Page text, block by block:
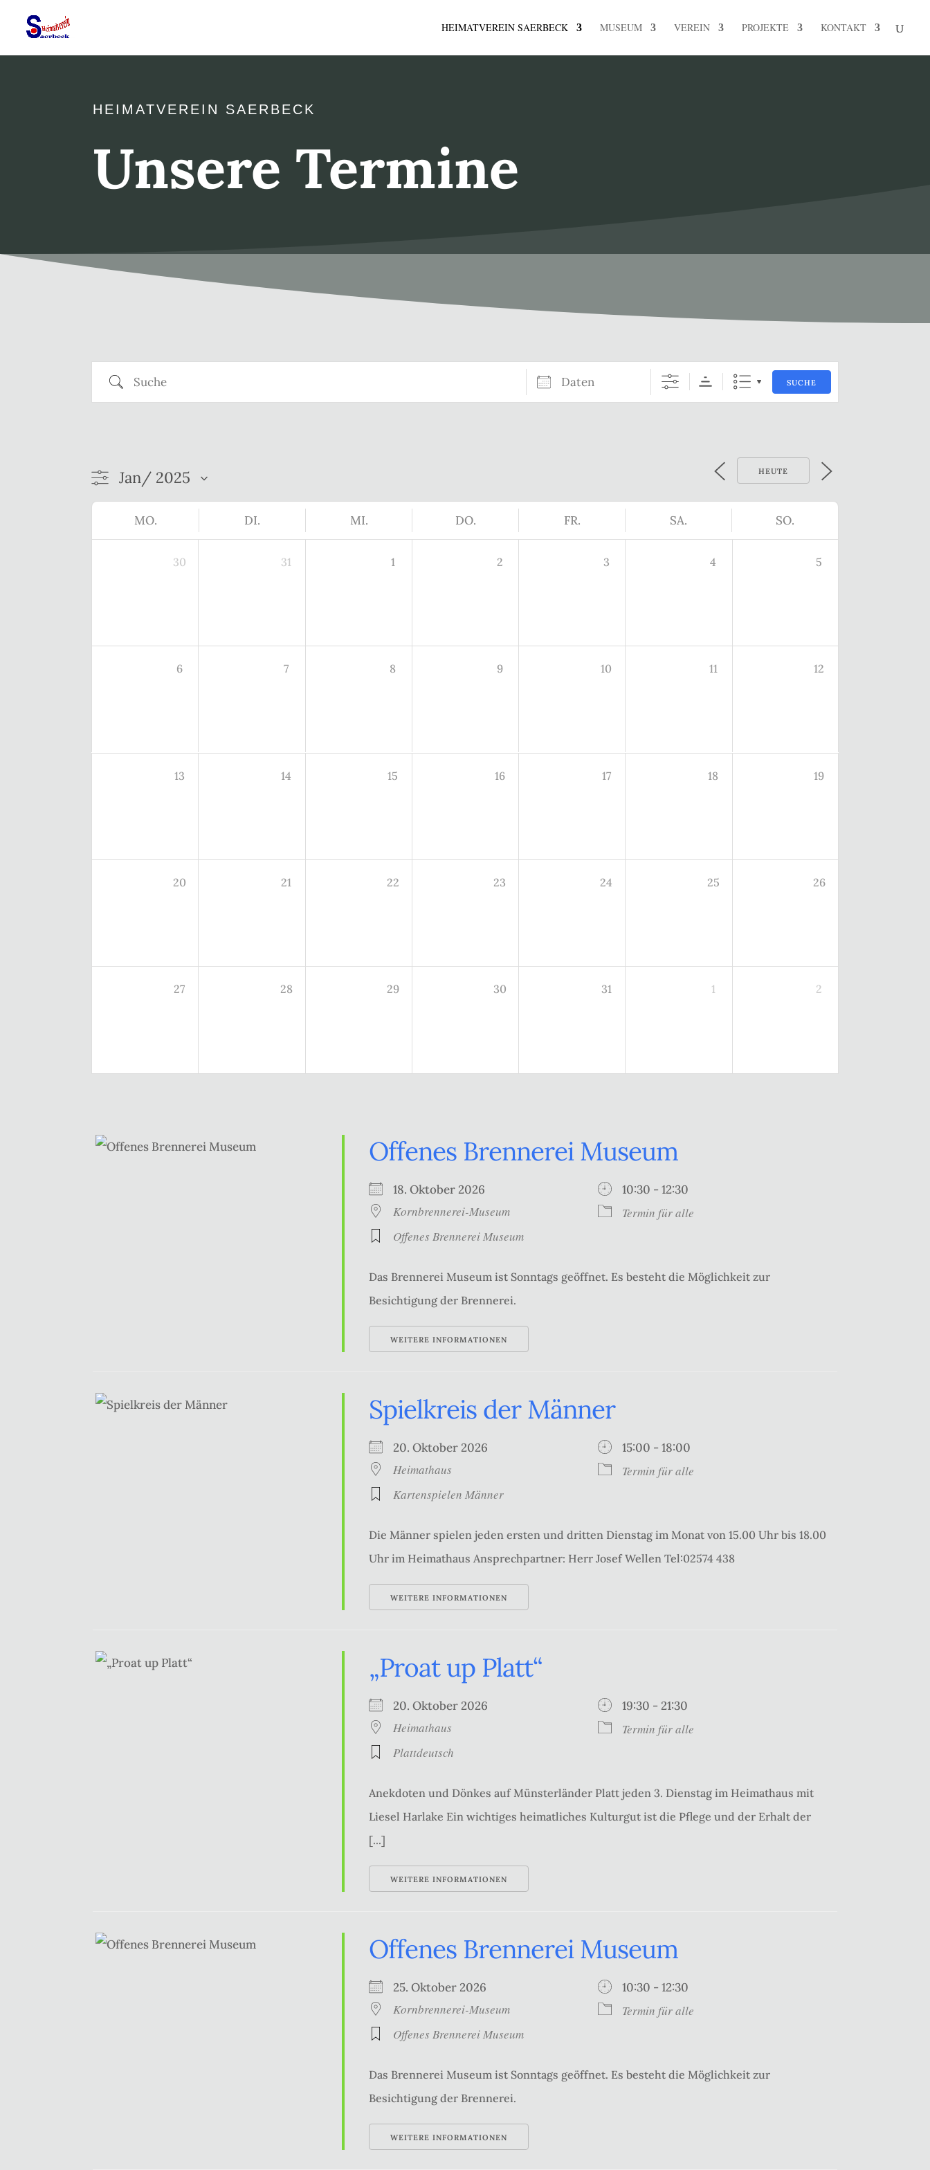
HEIMATVEREIN SAERBECK MUSEUM VEREIN PROJEKTE KONTAKT
HEIMATVEREIN SAERBECK
Unsere Termine
Suche Daten SUCHE
HEUTE
MO. DI. MI. DO. FR. SA. SO.
30 31 1 2 3 4 5
6 7 8 9 10 11 12
13 14 15 16 17 18 19
20 21 22 23 24 25 26
27 28 29 30 31 1 2
Offenes Brennerei Museum
18. Oktober 2026 10:30 - 12:30
Kornbrennerei-Museum
Termin für alle
Offenes Brennerei Museum
Das Brennerei Museum ist Sonntags geöffnet. Es besteht die Möglichkeit zur
Besichtigung der Brennerei.
WEITERE INFORMATIONEN
Spielkreis der Männer
20. Oktober 2026 15:00 - 18:00
Heimathaus
Termin für alle
Kartenspielen Männer
Die Männer spielen jeden ersten und dritten Dienstag im Monat von 15.00 Uhr bis 18.00
Uhr im Heimathaus Ansprechpartner: Herr Josef Wellen Tel:02574 438
WEITERE INFORMATIONEN
„Proat up Platt“
20. Oktober 2026 19:30 - 21:30
Heimathaus
Termin für alle
Plattdeutsch
Anekdoten und Dönkes auf Münsterländer Platt jeden 3. Dienstag im Heimathaus mit
Liesel Harlake Ein wichtiges heimatliches Kulturgut ist die Pflege und der Erhalt der
[...]
WEITERE INFORMATIONEN
Offenes Brennerei Museum
25. Oktober 2026 10:30 - 12:30
Kornbrennerei-Museum
Termin für alle
Offenes Brennerei Museum
Das Brennerei Museum ist Sonntags geöffnet. Es besteht die Möglichkeit zur
Besichtigung der Brennerei.
WEITERE INFORMATIONEN